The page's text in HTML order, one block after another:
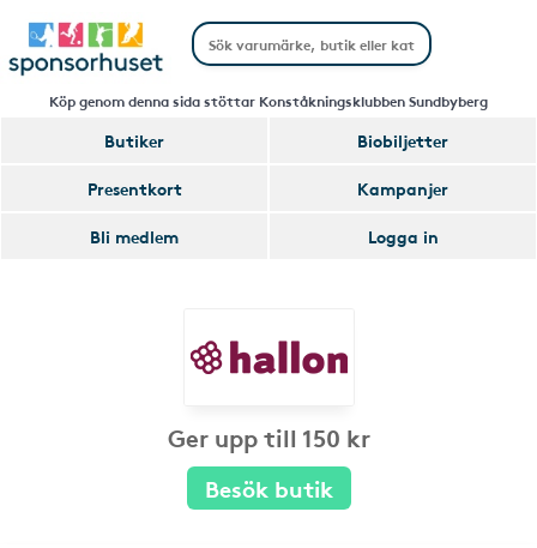
Köp genom denna sida stöttar Konståkningsklubben Sundbyberg
Butiker
Biobiljetter
Presentkort
Kampanjer
Bli medlem
Logga in
Ger upp till 150 kr
Besök butik